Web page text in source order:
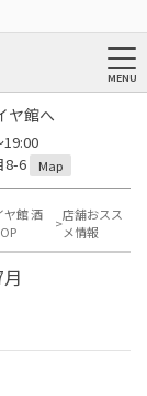
ヤ館へ
19:00
8-6
Map
ヤ館 酒
店舗おスス
メ情報